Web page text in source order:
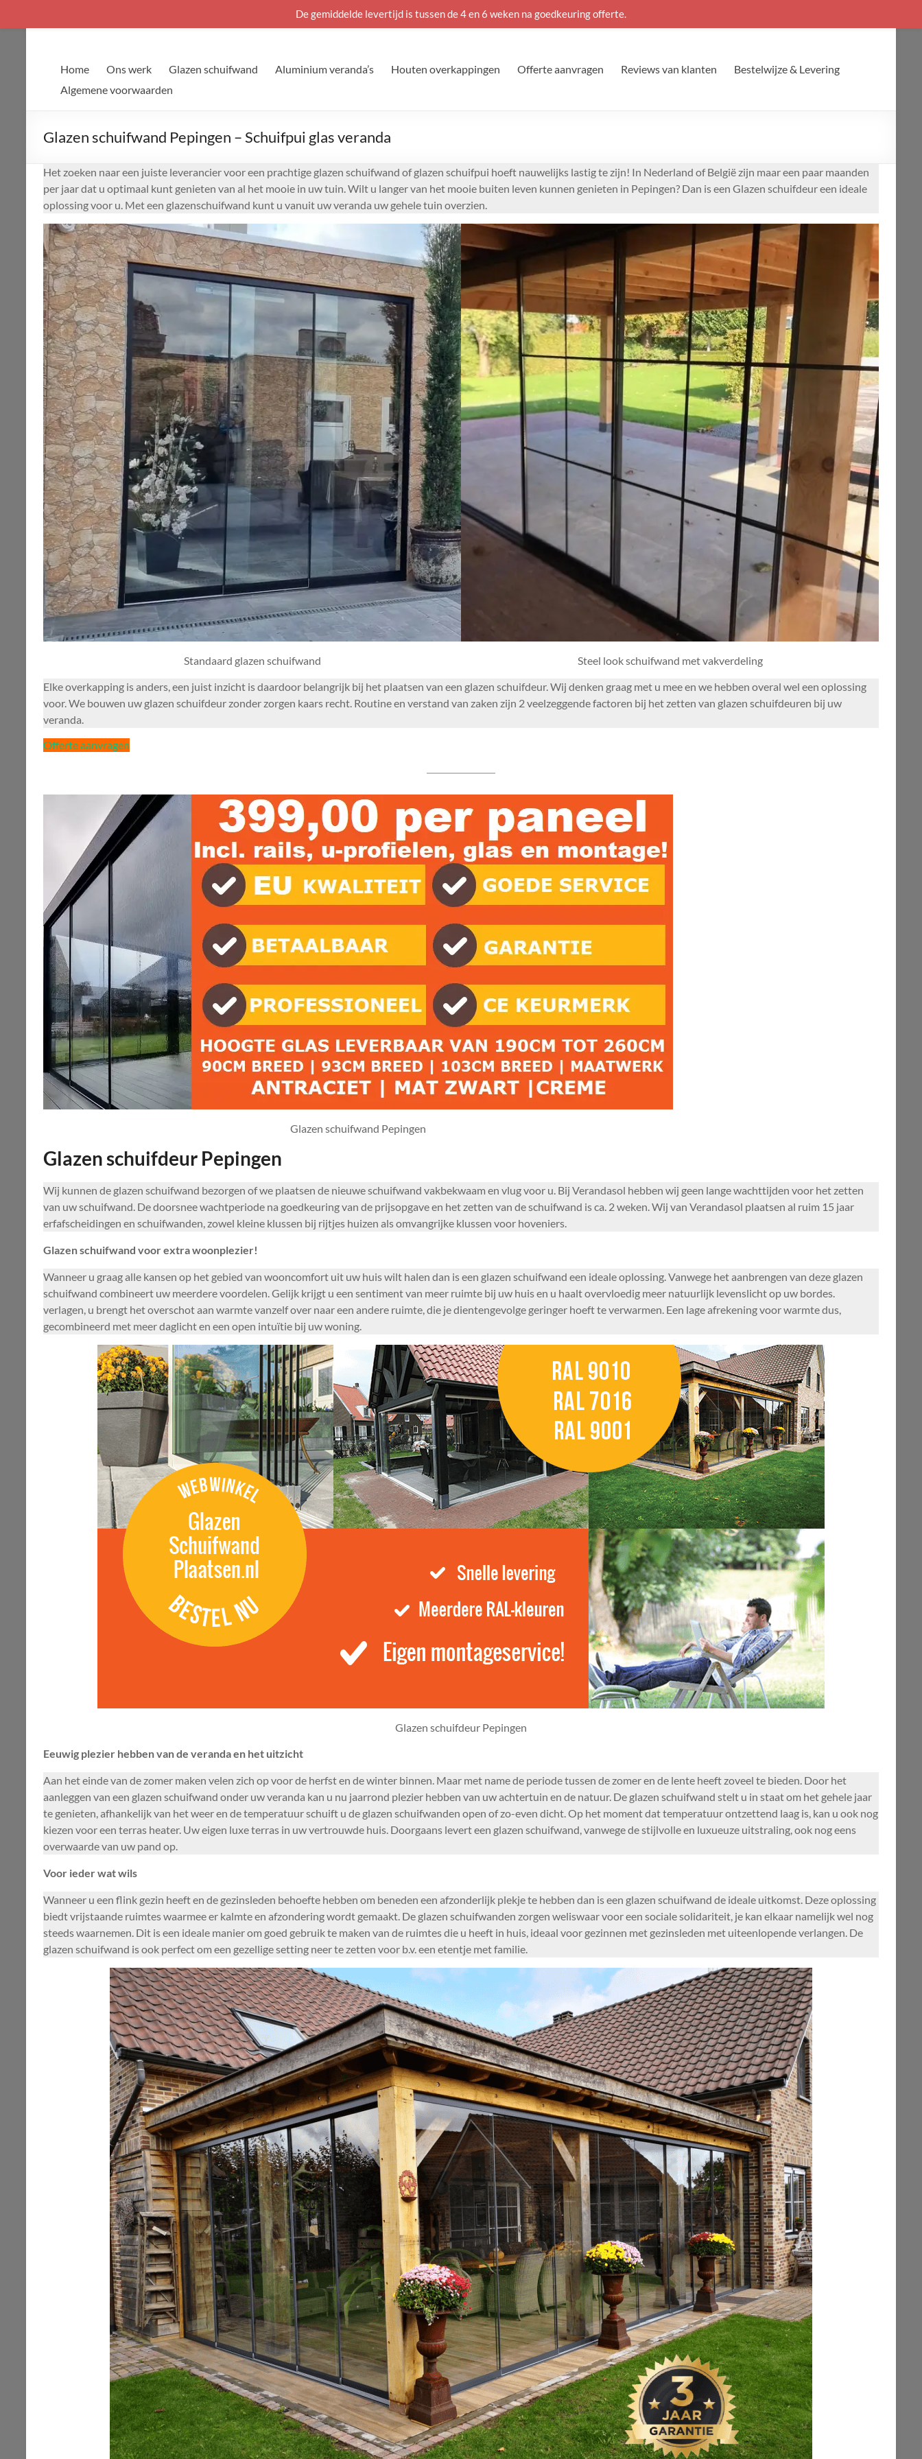
Home Ons werk Glazen schuifwand Aluminium veranda’s Houten overkappingen Offerte aanvragen Reviews van klanten
Bestelwijze & Levering
Algemene voorwaarden
Glazen schuifwand Pepingen – Schuifpui glas veranda
Het zoeken naar een juiste leverancier voor een prachtige glazen schuifwand of glazen schuifpui hoeft nauwelijks lastig te zijn! In Nederland of België zijn maar een paar maanden
per jaar dat u optimaal kunt genieten van al het mooie in uw tuin. Wilt u langer van het mooie buiten leven kunnen genieten in Pepingen? Dan is een Glazen schuifdeur een ideale
oplossing voor u. Met een glazenschuifwand kunt u vanuit uw veranda uw gehele tuin overzien.
Standaard glazen schuifwand
Steel look schuifwand met vakverdeling
Elke overkapping is anders, een juist inzicht is daardoor belangrijk bij het plaatsen van een glazen schuifdeur. Wij denken graag met u mee en we hebben overal wel een oplossing
voor. We bouwen uw glazen schuifdeur zonder zorgen kaars recht. Routine en verstand van zaken zijn 2 veelzeggende factoren bij het zetten van glazen schuifdeuren bij uw
veranda.
Offerte aanvragen
Glazen schuifwand Pepingen
Glazen schuifdeur Pepingen
Wij kunnen de glazen schuifwand bezorgen of we plaatsen de nieuwe schuifwand vakbekwaam en vlug voor u. Bij Verandasol hebben wij geen lange wachttijden voor het zetten
van uw schuifwand. De doorsnee wachtperiode na goedkeuring van de prijsopgave en het zetten van de schuifwand is ca. 2 weken. Wij van Verandasol plaatsen al ruim 15 jaar
erfafscheidingen en schuifwanden, zowel kleine klussen bij rijtjes huizen als omvangrijke klussen voor hoveniers.
Glazen schuifwand voor extra woonplezier!
Wanneer u graag alle kansen op het gebied van wooncomfort uit uw huis wilt halen dan is een glazen schuifwand een ideale oplossing. Vanwege het aanbrengen van deze glazen
schuifwand combineert uw meerdere voordelen. Gelijk krijgt u een sentiment van meer ruimte bij uw huis en u haalt overvloedig meer natuurlijk levenslicht op uw bordes.
verlagen, u brengt het overschot aan warmte vanzelf over naar een andere ruimte, die je dientengevolge geringer hoeft te verwarmen. Een lage afrekening voor warmte dus,
gecombineerd met meer daglicht en een open intuïtie bij uw woning.
Glazen schuifdeur Pepingen
Eeuwig plezier hebben van de veranda en het uitzicht
Aan het einde van de zomer maken velen zich op voor de herfst en de winter binnen. Maar met name de periode tussen de zomer en de lente heeft zoveel te bieden. Door het
aanleggen van een glazen schuifwand onder uw veranda kan u nu jaarrond plezier hebben van uw achtertuin en de natuur. De glazen schuifwand stelt u in staat om het gehele jaar
te genieten, afhankelijk van het weer en de temperatuur schuift u de glazen schuifwanden open of zo-even dicht. Op het moment dat temperatuur ontzettend laag is, kan u ook nog
kiezen voor een terras heater. Uw eigen luxe terras in uw vertrouwde huis. Doorgaans levert een glazen schuifwand, vanwege de stijlvolle en luxueuze uitstraling, ook nog eens
overwaarde van uw pand op.
Voor ieder wat wils
Wanneer u een flink gezin heeft en de gezinsleden behoefte hebben om beneden een afzonderlijk plekje te hebben dan is een glazen schuifwand de ideale uitkomst. Deze oplossing
biedt vrijstaande ruimtes waarmee er kalmte en afzondering wordt gemaakt. De glazen schuifwanden zorgen weliswaar voor een sociale solidariteit, je kan elkaar namelijk wel nog
steeds waarnemen. Dit is een ideale manier om goed gebruik te maken van de ruimtes die u heeft in huis, ideaal voor gezinnen met gezinsleden met uiteenlopende verlangen. De
glazen schuifwand is ook perfect om een gezellige setting neer te zetten voor b.v. een etentje met familie.
De gemiddelde levertijd is tussen de 4 en 6 weken na goedkeuring offerte.